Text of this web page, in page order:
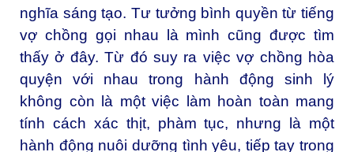
nghĩa sáng tạo. Tư tưởng bình quyền từ tiếng
vợ chồng gọi nhau là mình cũng được tìm
thấy ở đây. Từ đó suy ra việc vợ chồng hòa
quyện với nhau trong hành động sinh lý
không còn là một việc làm hoàn toàn mang
tính cách xác thịt, phàm tục, nhưng là một
hành động nuôi dưỡng tình yêu, tiếp tay trong